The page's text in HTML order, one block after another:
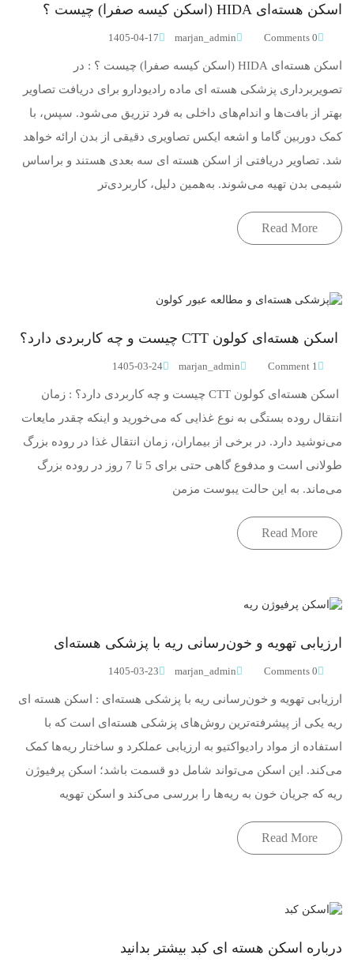
اسکن هسته‌ای HIDA (اسکن کیسه صفرا) چیست ؟
0 Comments
marjan_admin
1405-04-17
اسکن هسته‌ای HIDA (اسکن کیسه صفرا) چیست ؟ : در
تصویربرداری پزشکی هسته ای ماده رادیودارو برای دریافت تصاویر
بهتر از بافت‌ها و اندام‌های داخلی به فرد تزریق می‌شود. سپس، با
کمک دوربین گاما و اشعه ایکس تصاویری دقیقی از بدن ارائه خواهد
شد. تصاویر دریافتی از اسکن هسته ای سه بعدی هستند و براساس
شیمی بدن تهیه می‌شوند. به‌همین دلیل، کاربردی‌تر
Read More
اسکن هسته‌ای کولون CTT چیست و چه کاربردی دارد؟
1 Comment
marjan_admin
1405-03-24
اسکن هسته‌ای کولون CTT چیست و چه کاربردی دارد؟ : زمان
انتقال روده بستگی به نوع غذایی که می‌خورید و اینکه چقدر مایعات
می‌نوشید دارد. در برخی از بیماران، زمان انتقال غذا در روده بزرگ
طولانی است و مدفوع گاهی حتی برای 5 تا 7 روز در روده بزرگ
می‌ماند. به این حالت یبوست مزمن
Read More
ارزیابی تهویه و خون‌رسانی ریه با پزشکی هسته‌ای
0 Comments
marjan_admin
1405-03-23
ارزیابی تهویه و خون‌رسانی ریه با پزشکی هسته‌ای : اسکن هسته ای
ریه یکی از پیشرفته‌ترین روش‌های پزشکی هسته‌ای است که با
استفاده از مواد رادیواکتیو به ارزیابی عملکرد و ساختار ریه‌ها کمک
می‌کند. این اسکن می‌تواند شامل دو قسمت باشد؛ اسکن پرفیوژن
ریه که جریان خون به ریه‌ها را بررسی می‌کند و اسکن تهویه
Read More
درباره اسکن هسته ای کبد بیشتر بدانید